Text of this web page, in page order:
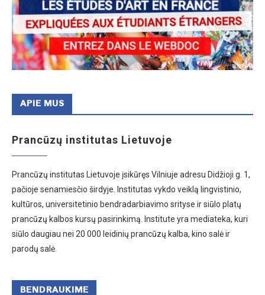
APIE MUS
Prancūzų institutas Lietuvoje
Prancūzų institutas Lietuvoje įsikūręs Vilniuje adresu Didžioji g. 1,
pačioje senamiesčio širdyje. Institutas vykdo veiklą lingvistinio,
kultūros, universitetinio bendradarbiavimo srityse ir siūlo platų
prancūzų kalbos kursų pasirinkimą. Institute yra mediateka, kuri
siūlo daugiau nei 20 000 leidinių prancūzų kalba, kino salė ir
parodų salė.
BENDRAUKIME